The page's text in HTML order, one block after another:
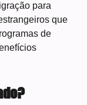
para
que
de